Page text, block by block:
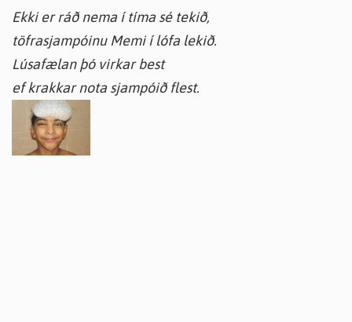
Ekki er ráð nema í tíma sé tekið,
töfrasjampóinu Memi í lófa lekið.
Lúsafælan þó virkar best
ef krakkar nota sjampóið flest.